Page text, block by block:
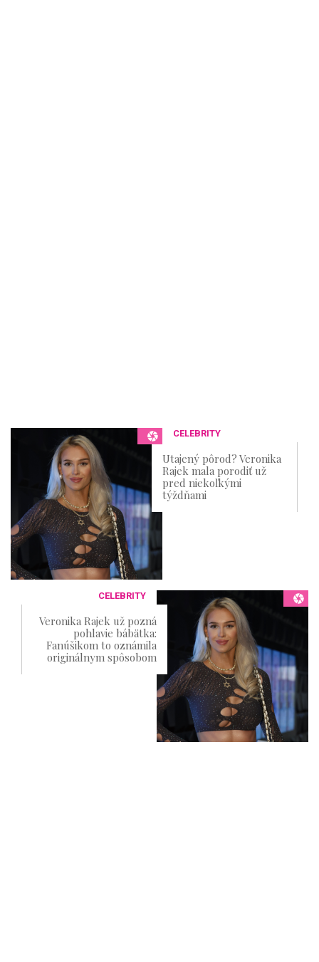
CELEBRITY
Utajený pôrod? Veronika
Rajek mala porodiť už
pred niekoľkými
týždňami
CELEBRITY
Veronika Rajek už pozná
pohlavie bábätka:
Fanúšikom to oznámila
originálnym spôsobom